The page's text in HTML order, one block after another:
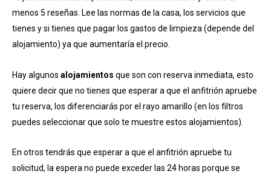
menos 5 reseñas. Lee las normas de la casa, los servicios que
tienes y si tienes que pagar los gastos de limpieza (depende del
alojamiento) ya que aumentaría el precio.
Hay algunos alojamientos que son con reserva inmediata, esto
quiere decir que no tienes que esperar a que el anfitrión apruebe
tu reserva, los diferenciarás por el rayo amarillo (en los filtros
puedes seleccionar que solo te muestre estos alojamientos).
En otros tendrás que esperar a que el anfitrión apruebe tu
solicitud, la espera no puede exceder las 24 horas porque se